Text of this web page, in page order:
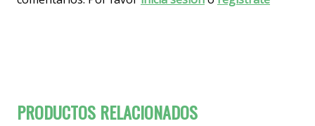
PRODUCTOS RELACIONADOS